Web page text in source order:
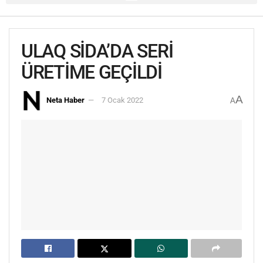
ULAQ SİDA’DA SERİ
ÜRETİME GEÇİLDİ
Neta Haber 7 Ocak 2022 AA